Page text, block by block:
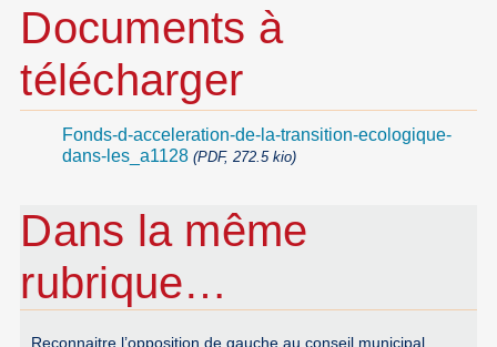
Documents à
télécharger
Fonds-d-acceleration-de-la-transition-ecologique-
dans-les_a1128 (PDF, 272.5 kio)
Dans la même
rubrique…
Reconnaitre l’opposition de gauche au conseil municipal